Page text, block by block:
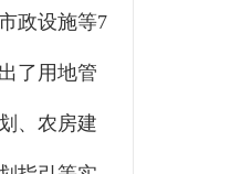
政设施等7
了用地管
、农房建